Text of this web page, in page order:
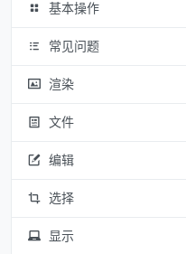
基本操作
常见问题
渲染
文件
编辑
选择
显示